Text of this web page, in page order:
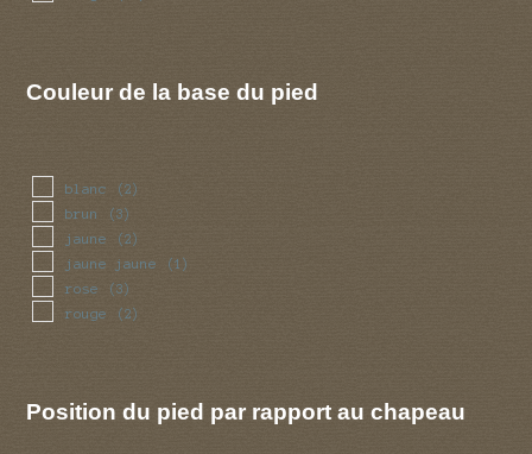
Couleur de la base du pied
blanc (2)
brun (3)
jaune (2)
jaune jaune (1)
rose (3)
rouge (2)
Position du pied par rapport au chapeau